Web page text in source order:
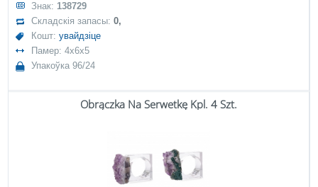
Знак: 138729
Складскія запасы:0,
Кошт:увайдзіце
Памер: 4x6x5
Упакоўка 96/24
Obrączka Na Serwetkę Kpl. 4 Szt.